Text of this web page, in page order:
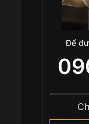
Để